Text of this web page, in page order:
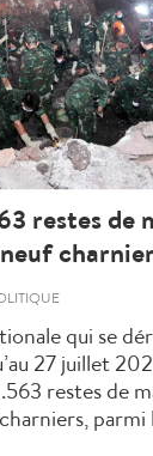
restes de
qui se
27 juillet
restes de
parmi